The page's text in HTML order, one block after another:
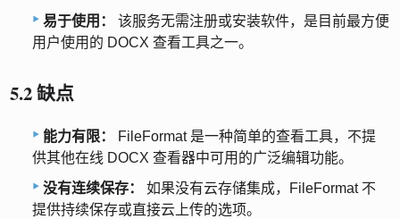
易于使用：
该服务无需注册或安装软件，是目前最方便
用户使用的 DOCX 查看工具之一。
5.2 缺点
能力有限：
FileFormat 是一种简单的查看工具，不提
供其他在线 DOCX 查看器中可用的广泛编辑功能。
没有连续保存：
如果没有云存储集成，FileFormat 不
提供持续保存或直接云上传的选项。